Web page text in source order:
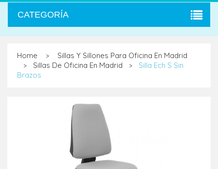
CATEGORÍA
Home > Sillas Y Sillones Para Oficina En Madrid
> Sillas De Oficina En Madrid >
Silla Ech S Sin
Brazos